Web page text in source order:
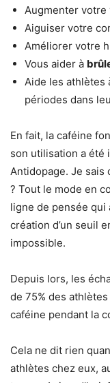
Augmenter votre
Aiguiser votre
Améliorer votre
Vous aider à
Aide les athlètes
périodes dans
En fait, la caféine
son utilisation a été
Antidopage. Je sais
? Tout le mode en
ligne de pensée qui
création d’un seuil
impossible.
Depuis lors, les
de 75% des
caféine pendant la
Cela ne dit rien
athlètes chez eux,